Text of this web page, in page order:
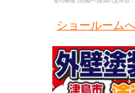
ショールーム